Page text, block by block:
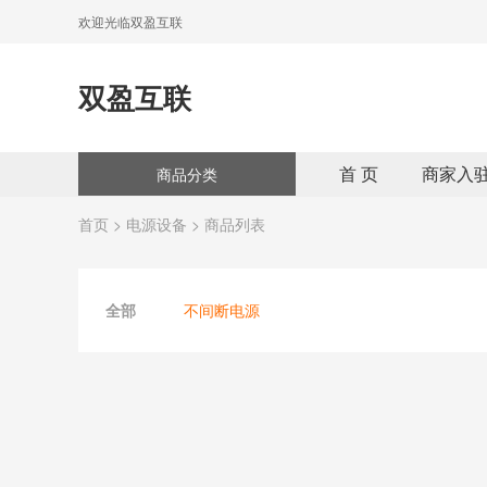
欢迎光临双盈互联
双盈互联
商品分类 首 页 商家入
首页 > 电源设备 > 商品列表
全部 不间断电源